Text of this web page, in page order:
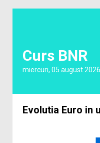
Curs BNR
miercuri, 05 august 2026
Evolutia Euro in